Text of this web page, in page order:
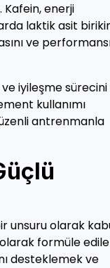
enerji
laktik asit
ve
iyileşme sürecini
kullanımı
antrenmanla
unsuru olarak
formüle
desteklemek ve